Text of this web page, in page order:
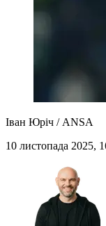
Іван Юріч / ANSA
10 листопада 2025,